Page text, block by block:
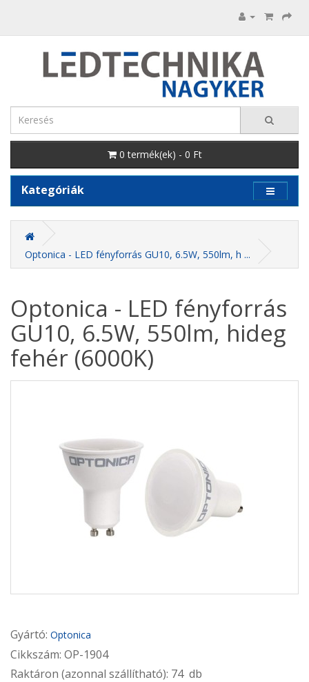
0 termék(ek) - 0 Ft
Kategóriák
Optonica - LED fényforrás GU10, 6.5W, 550lm, h ...
Optonica - LED fényforrás
GU10, 6.5W, 550lm, hideg
fehér (6000K)
Gyártó: Optonica
Cikkszám: OP-1904
Raktáron (azonnal szállítható): 74 db